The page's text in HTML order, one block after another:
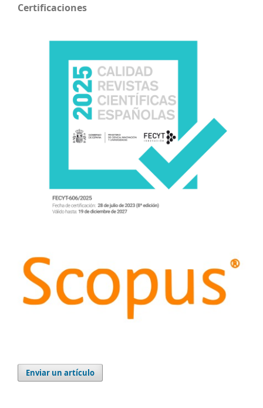
Certificaciones
Enviar un artículo